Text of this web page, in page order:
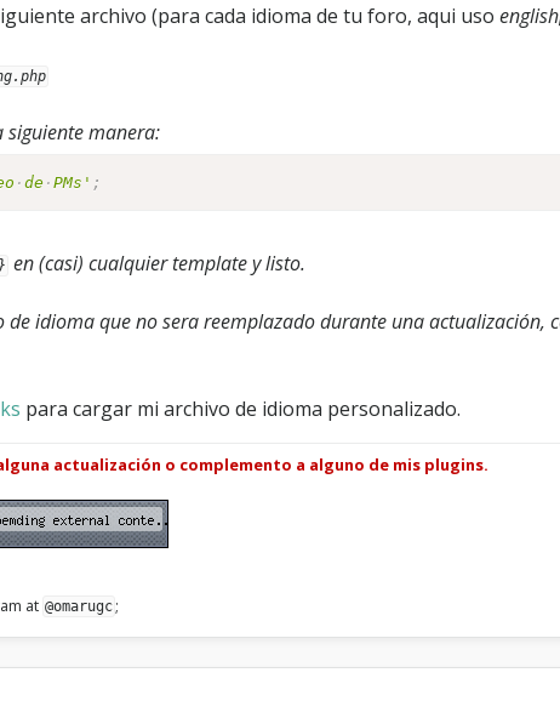
archivo (para cada idioma de tu foro, aqui uso
siguiente manera:
de PMs' ;
en (casi) cualquier template y listo.
idioma que no sera reemplazado durante una actualización,
para cargar mi archivo de idioma personalizado.
actualización o complemento a alguno de mis plugins.
at @omarugc ;